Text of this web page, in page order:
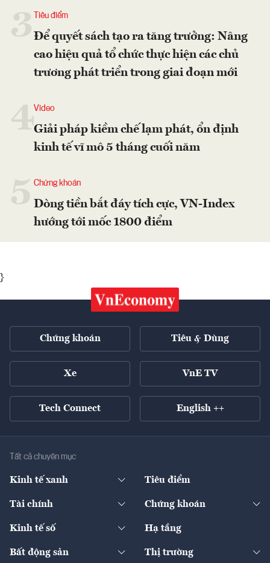
Tiêu điểm
Để quyết sách tạo ra tăng trưởng: Nâng
cao hiệu quả tổ chức thực hiện các chủ
trương phát triển trong giai đoạn mới
4Video
Giải pháp kiềm chế lạm phát, ổn định
kinh tế vĩ mô 5 tháng cuối năm
Chứng khoán
Dòng tiền bắt đáy tích cực, VN-Index
hướng tới mốc 1800 điểm
}
Chứng khoán Tiêu & Dùng
Xe VnE TV
Tech Connect English ++
Tất cả chuyên mục
Kinh tế xanh
Diễn đàn
Tiêu điểm
Tài chính
Ngân hàng
Chứng khoán
Doanh nghiệp niêm yết
Kinh tế số
Sản phẩm - Thị trường
Hạ tầng
Bất động sản Thị trường